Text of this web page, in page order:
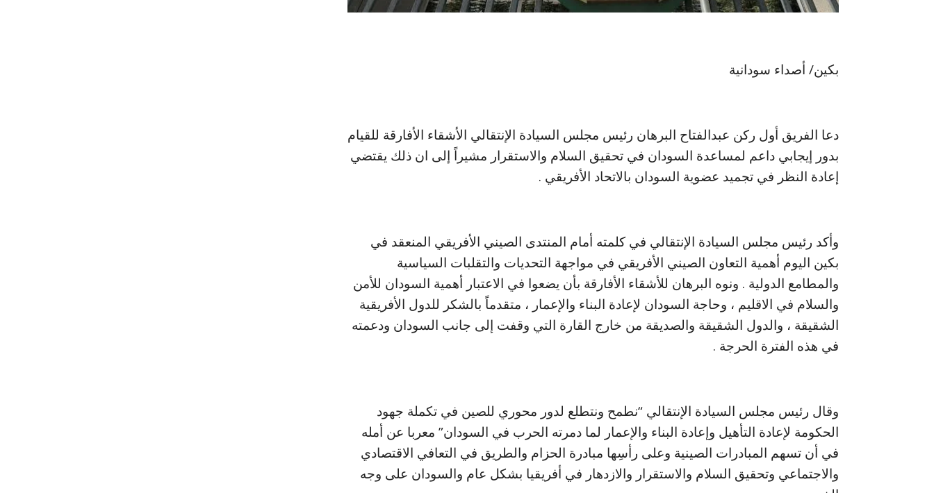
بكين/ أصداء سودانية
دعا الفريق أول ركن عبدالفتاح البرهان رئيس مجلس السيادة الإنتقالي الأشقاء الأفارقة للقيام
بدور إيجابي داعم لمساعدة السودان في تحقيق السلام والاستقرار مشيراً إلى ان ذلك يقتضي
إعادة النظر في تجميد عضوية السودان بالاتحاد الأفريقي .
وأكد رئيس مجلس السيادة الإنتقالي في كلمته أمام المنتدى الصيني الأفريقي المنعقد في
بكين اليوم أهمية التعاون الصيني الأفريقي في مواجهة التحديات والتقلبات السياسية
والمطامع الدولية . ونوه البرهان للأشقاء الأفارقة بأن يضعوا في الاعتبار أهمية السودان للأمن
والسلام في الاقليم ، وحاجة السودان لإعادة البناء والإعمار ، متقدماً بالشكر للدول الأفريقية
الشقيقة ، والدول الشقيقة والصديقة من خارج القارة التي وقفت إلى جانب السودان ودعمته
في هذه الفترة الحرجة .
وقال رئيس مجلس السيادة الإنتقالي “نطمح ونتطلع لدور محوري للصين في تكملة جهود
الحكومة لإعادة التأهيل وإعادة البناء والإعمار لما دمرته الحرب في السودان” معربا عن أمله
في أن تسهم المبادرات الصينية وعلى رأسِها مبادرة الحزام والطريق في التعافي الاقتصادي
والاجتماعي وتحقيق السلام والاستقرار والازدهار في أفريقيا بشكل عام والسودان على وجه